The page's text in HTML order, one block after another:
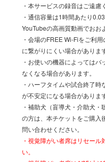
・本サービスの録音はご遠慮
・通信容量は1時間あたり
YouTubeの高画質動画でおお
・会場のFREE Wi-Fiをご利
に繋がりにくい場合があります
・お使いの機器によっては
なくなる場合があります。
・ハーフタイムや試合終了
が不安定になる場合があります
・補助犬（盲導犬・介助犬
の方は、本チケットをご購入
問い合わせください。
・視覚障がい者席はリセー
い。